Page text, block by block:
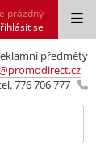
předměty
776 706 777
prázdný
se